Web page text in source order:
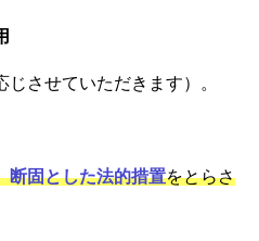
じさせていただきます）。
断固とした法的措置をとらさ